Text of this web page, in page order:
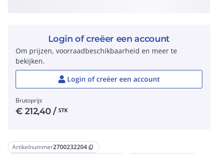
Artikelnummer2700232204 content_copy
Login of creëer een account
Om prijzen, voorraadbeschikbaarheid en meer te
bekijken.
Login of creëer een account
Brutoprijs
€212,40/ STK